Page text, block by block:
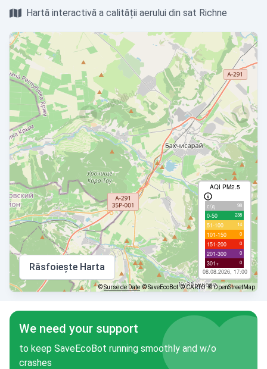
Hartă interactivă a calității aerului din sat Richne
AQI PM2.5
с/д 98
0-50 238
51-100 14
101-150 0
151-200 0
201-300 0
301+ 0
08.08.2026, 17:00
Răsfoiește Harta
©Surse de Date © SaveEcoBot © CARTO © OpenStreetMap
We need your support
to keep SaveEcoBot running smoothly and w/o
crashes